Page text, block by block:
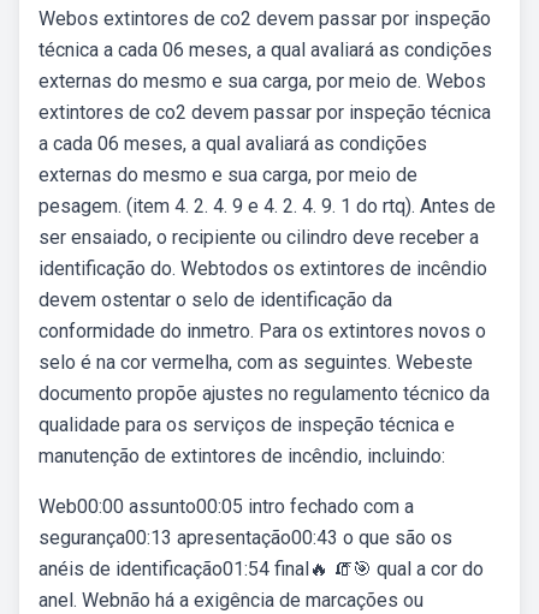
Webos extintores de co2 devem passar por inspeção
técnica a cada 06 meses, a qual avaliará as condições
externas do mesmo e sua carga, por meio de. Webos
extintores de co2 devem passar por inspeção técnica
a cada 06 meses, a qual avaliará as condições
externas do mesmo e sua carga, por meio de
pesagem. (item 4. 2. 4. 9 e 4. 2. 4. 9. 1 do rtq). Antes de
ser ensaiado, o recipiente ou cilindro deve receber a
identificação do. Webtodos os extintores de incêndio
devem ostentar o selo de identificação da
conformidade do inmetro. Para os extintores novos o
selo é na cor vermelha, com as seguintes. Webeste
documento propõe ajustes no regulamento técnico da
qualidade para os serviços de inspeção técnica e
manutenção de extintores de incêndio, incluindo:
Web00:00 assunto00:05 intro fechado com a
segurança00:13 apresentação00:43 o que são os
anéis de identificação01:54 final🔥 🧯🎯 qual a cor do
anel. Webnão há a exigência de marcações ou